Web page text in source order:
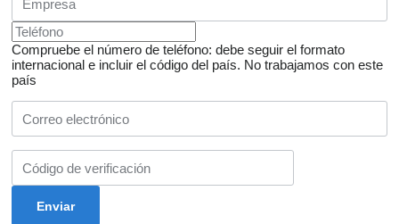
Compruebe el número de teléfono: debe seguir el formato
internacional e incluir el código del país. No trabajamos con este
país